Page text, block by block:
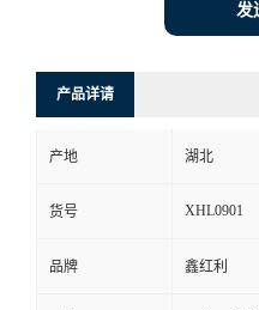
发
产品详请
产地 湖北
货号 XHL0901
品牌 鑫红利